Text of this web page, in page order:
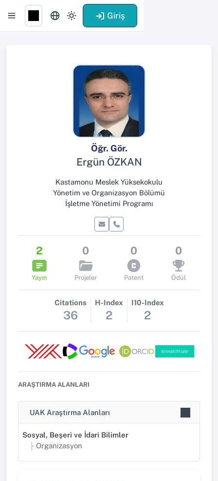
Giriş
Öğr. Gör.
Ergün ÖZKAN
Kastamonu Meslek Yüksekokulu
Yönetim ve Organizasyon Bölümü
İşletme Yönetimi Programı
2
Yayın
0
Projeler
0
Patent
0
Ödül
Citations
36
H-Index
2
I10-Index
2
ARAŞTIRMA ALANLARI
UAK Araştırma Alanları
Sosyal, Beşeri ve İdari Bilimler
Organizasyon